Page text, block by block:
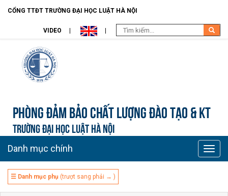
CỔNG TTĐT TRƯỜNG ĐẠI HỌC LUẬT HÀ NỘI
VIDEO
Phòng Đảm bảo chất lượng đào tạo & KT
TRƯỜNG ĐẠI HỌC LUẬT HÀ NỘI
Toggle
Danh mục chính
☰ Danh mục phụ (trượt sang phải → )